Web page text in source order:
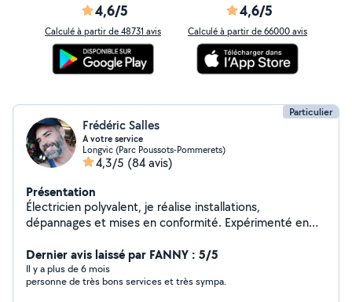
4,6/5
Calculé à partir de 48731 avis
4,6/5
Calculé à partir de 66000 avis
Particulier
Frédéric Salles
A votre service
Longvic (Parc Poussots-Pommerets)
4,3/5 (84 avis)
Présentation
Électricien polyvalent, je réalise installations,
dépannages et mises en conformité. Expérimenté en
divers travaux de bricolage et aide à domicile. Sérieux et
efficace.
Dernier avis laissé par FANNY : 5/5
Il y a plus de 6 mois
personne de très bons services et très sympa.